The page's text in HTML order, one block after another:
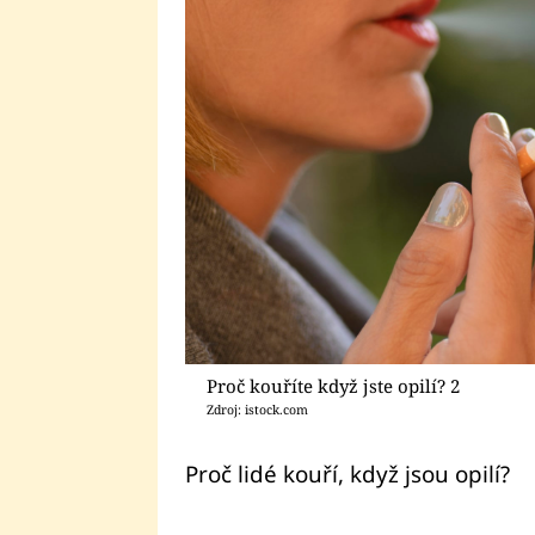
Proč kouříte když jste opilí? 2
Zdroj: istock.com
Proč lidé kouří, když jsou opilí?